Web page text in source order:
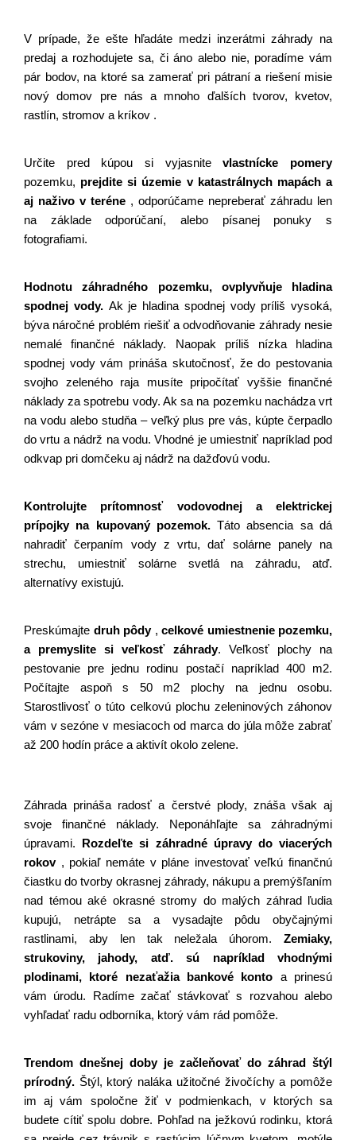
V prípade, že ešte hľadáte medzi inzerátmi záhrady na
predaj a rozhodujete sa, či áno alebo nie, poradíme vám
pár bodov, na ktoré sa zamerať pri pátraní a riešení misie
nový domov pre nás a mnoho ďalších tvorov, kvetov,
rastlín, stromov a kríkov .
Určite pred kúpou si vyjasnite
vlastnícke pomery
pozemku, prejdite si územie v katastrálnych mapách a
aj naživo v teréne , odporúčame nepreberať záhradu len
na základe odporúčaní, alebo písanej ponuky s
fotografiami.
Hodnotu záhradného pozemku, ovplyvňuje hladina
spodnej vody. Ak je hladina spodnej vody príliš vysoká,
býva náročné problém riešiť a odvodňovanie záhrady nesie
nemalé finančné náklady. Naopak príliš nízka hladina
spodnej vody vám prináša skutočnosť, že do pestovania
svojho zeleného raja musíte pripočítať vyššie finančné
náklady za spotrebu vody. Ak sa na pozemku nachádza vrt
na vodu alebo studňa – veľký plus pre vás, kúpte čerpadlo
do vrtu a nádrž na vodu. Vhodné je umiestniť napríklad pod
odkvap pri domčeku aj nádrž na dažďovú vodu.
Kontrolujte prítomnosť vodovodnej a elektrickej
prípojky na kupovaný pozemok. Táto absencia sa dá
nahradiť čerpaním vody z vrtu, dať solárne panely na
strechu, umiestniť solárne svetlá na záhradu, atď.
alternatívy existujú.
Preskúmajte druh pôdy , celkové umiestnenie pozemku,
a premyslite si veľkosť záhrady. Veľkosť plochy na
pestovanie pre jednu rodinu postačí napríklad 400 m2.
Počítajte aspoň s 50 m2 plochy na jednu osobu.
Starostlivosť o túto celkovú plochu zeleninových záhonov
vám v sezóne v mesiacoch od marca do júla môže zabrať
až 200 hodín práce a aktivít okolo zelene.
Záhrada prináša radosť a čerstvé plody, znáša však aj
svoje finančné náklady. Neponáhľajte sa záhradnými
úpravami.
Rozdeľte si záhradné úpravy do viacerých
rokov , pokiaľ nemáte v pláne investovať veľkú finančnú
čiastku do tvorby okrasnej záhrady, nákupu a premýšľaním
nad témou aké okrasné stromy do malých záhrad ľudia
kupujú, netrápte sa a vysadajte pôdu obyčajnými
rastlinami, aby len tak neležala úhorom.
Zemiaky,
strukoviny, jahody, atď. sú napríklad vhodnými
plodinami, ktoré nezaťažia bankové konto a prinesú
vám úrodu. Radíme začať stávkovať s rozvahou alebo
vyhľadať radu odborníka, ktorý vám rád pomôže.
Trendom dnešnej doby je začleňovať do záhrad štýl
prírodný. Štýl, ktorý naláka užitočné živočíchy a pomôže
im aj vám spoločne žiť v podmienkach, v ktorých sa
budete cítiť spolu dobre. Pohľad na ježkovú rodinku, ktorá